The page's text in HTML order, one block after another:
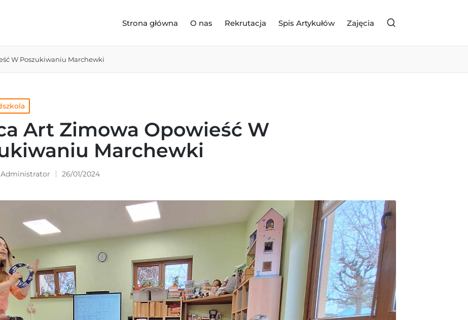
Strona główna O nas Rekrutacja Spis Artykułów Zajęcia
W Poszukiwaniu Marchewki
Art Zimowa Opowieść W
Marchewki
Administrator 26/01/2024